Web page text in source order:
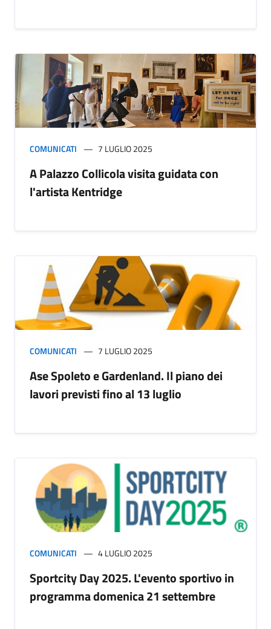
COMUNICATI 7 LUGLIO 2025
A Palazzo Collicola visita guidata con
l'artista Kentridge
COMUNICATI 7 LUGLIO 2025
Ase Spoleto e Gardenland. Il piano dei
lavori previsti fino al 13 luglio
COMUNICATI 4 LUGLIO 2025
Sportcity Day 2025. L'evento sportivo in
programma domenica 21 settembre